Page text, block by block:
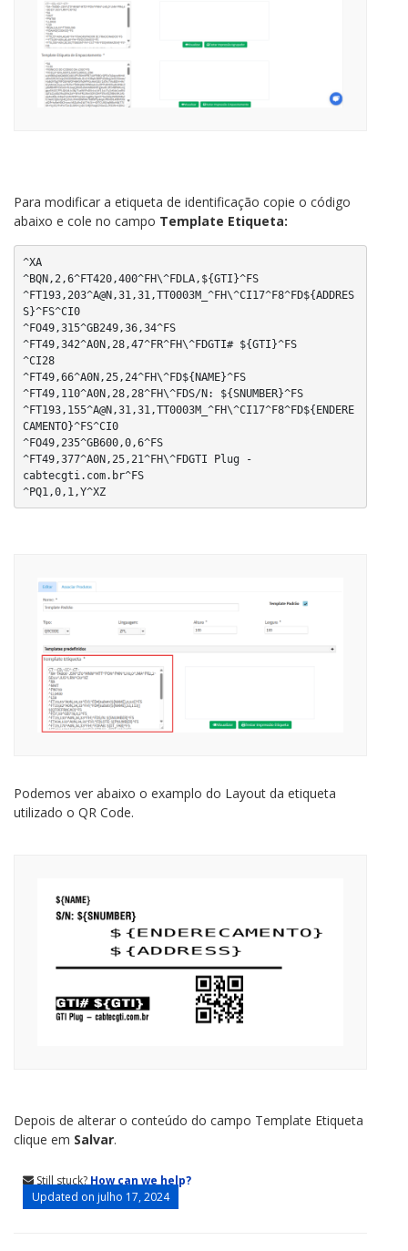
Para modificar a etiqueta de identificação copie o código
abaixo e cole no campo Template Etiqueta:
^XA
^BQN,2,6^FT420,400^FH\^FDLA,${GTI}^FS
^FT193,203^A@N,31,31,TT0003M_^FH\^CI17^F8^FD${ADDRES
S}^FS^CI0
^FO49,315^GB249,36,34^FS
^FT49,342^A0N,28,47^FR^FH\^FDGTI# ${GTI}^FS
^CI28
^FT49,66^A0N,25,24^FH\^FD${NAME}^FS
^FT49,110^A0N,28,28^FH\^FDS/N: ${SNUMBER}^FS
^FT193,155^A@N,31,31,TT0003M_^FH\^CI17^F8^FD${ENDERE
CAMENTO}^FS^CI0
^FO49,235^GB600,0,6^FS
^FT49,377^A0N,25,21^FH\^FDGTI Plug -
cabtecgti.com.br^FS
^PQ1,0,1,Y^XZ
Podemos ver abaixo o examplo do Layout da etiqueta
utilizado o QR Code.
Depois de alterar o conteúdo do campo Template Etiqueta
clique em Salvar.
Still stuck? How can we help?
Updated on julho 17, 2024